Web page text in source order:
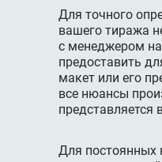
Для точного
вашего тиража
с менеджером
предоставить
макет или его
все нюансы
Для постоянных